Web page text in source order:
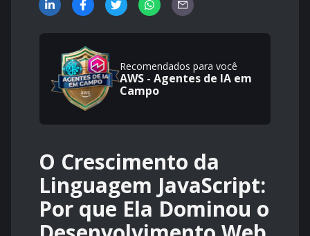
Recomendados para você
AWS - Agentes de IA em
Campo
O Crescimento da
Linguagem JavaScript:
Por que Ela Dominou o